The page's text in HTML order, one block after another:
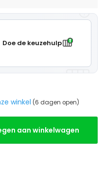
Doe de keuzehulp
winkel (6 dagen open)
aan winkelwagen